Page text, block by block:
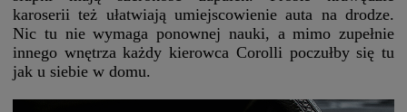
karoserii też ułatwiają umiejscowienie auta na drodze.
Nic tu nie wymaga ponownej nauki, a mimo zupełnie
innego wnętrza każdy kierowca Corolli poczułby się tu
jak u siebie w domu.